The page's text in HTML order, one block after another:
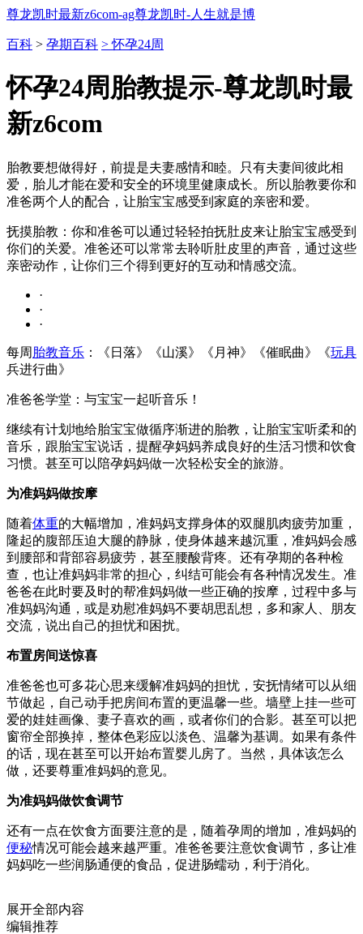
尊龙凯时最新z6com-ag尊龙凯时-人生就是博
百科 > 孕期百科 > 怀孕24周
怀孕24周胎教提示-尊龙凯时最
新z6com
胎教要想做得好，前提是夫妻感情和睦。只有夫妻间彼此相
爱，胎儿才能在爱和安全的环境里健康成长。所以胎教要你和
准爸两个人的配合，让胎宝宝感受到家庭的亲密和爱。
抚摸胎教：你和准爸可以通过轻轻拍抚肚皮来让胎宝宝感受到
你们的关爱。准爸还可以常常去聆听肚皮里的声音，通过这些
亲密动作，让你们三个得到更好的互动和情感交流。
·
·
·
每周 胎教音乐 ：《日落》《山溪》《月神》《催眠曲》《玩具
兵进行曲》
准爸爸学堂：与宝宝一起听音乐！
继续有计划地给胎宝宝做循序渐进的胎教，让胎宝宝听柔和的
音乐，跟胎宝宝说话，提醒孕妈妈养成良好的生活习惯和饮食
习惯。甚至可以陪孕妈妈做一次轻松安全的旅游。
为准妈妈做按摩
随着体重的大幅增加，准妈妈支撑身体的双腿肌肉疲劳加重，
隆起的腹部压迫大腿的静脉，使身体越来越沉重，准妈妈会感
到腰部和背部容易疲劳，甚至腰酸背疼。还有孕期的各种检
查，也让准妈妈非常的担心，纠结可能会有各种情况发生。准
爸爸在此时要及时的帮准妈妈做一些正确的按摩，过程中多与
准妈妈沟通，或是劝慰准妈妈不要胡思乱想，多和家人、朋友
交流，说出自己的担忧和困扰。
布置房间送惊喜
准爸爸也可多花心思来缓解准妈妈的担忧，安抚情绪可以从细
节做起，自己动手把房间布置的更温馨一些。墙壁上挂一些可
爱的娃娃画像、妻子喜欢的画，或者你们的合影。甚至可以把
窗帘全部换掉，整体色彩应以淡色、温馨为基调。如果有条件
的话，现在甚至可以开始布置婴儿房了。当然，具体该怎么
做，还要尊重准妈妈的意见。
为准妈妈做饮食调节
还有一点在饮食方面要注意的是，随着孕周的增加，准妈妈的
便秘情况可能会越来越严重。准爸爸要注意饮食调节，多让准
妈妈吃一些润肠通便的食品，促进肠蠕动，利于消化。
展开全部内容
编辑推荐